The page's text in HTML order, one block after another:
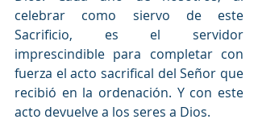
celebrar como siervo de este
Sacrificio, es el servidor
imprescindible para completar con
fuerza el acto sacrifical del Señor que
recibió en la ordenación. Y con este
acto devuelve a los seres a Dios.